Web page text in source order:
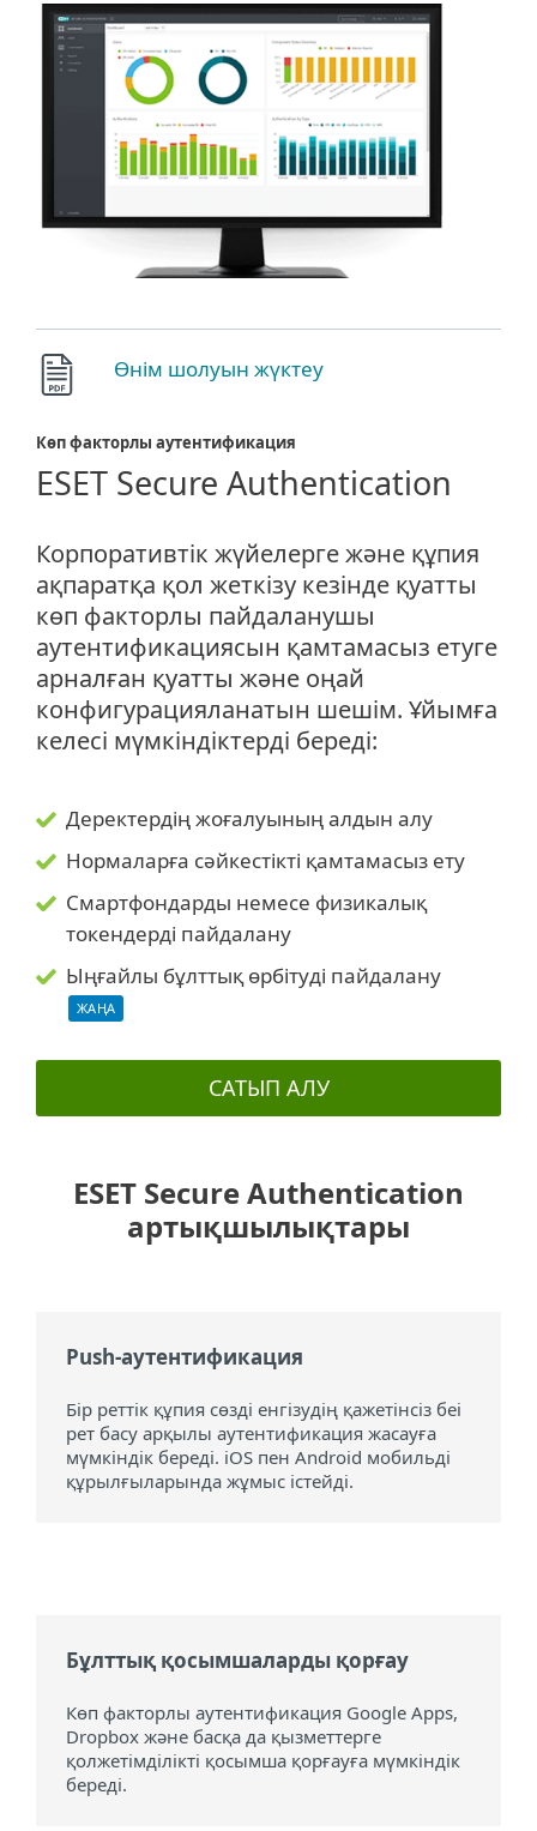
Өнім шолуын жүктеу
Көп факторлы аутентификация
ESET Secure Authentication
Корпоративтік жүйелерге және құпия
ақпаратқа қол жеткізу кезінде қуатты
көп факторлы пайдаланушы
аутентификациясын қамтамасыз етуге
арналған қуатты және оңай
конфигурацияланатын шешім. Ұйымға
келесі мүмкіндіктерді береді:
Деректердің жоғалуының алдын алу
Нормаларға сәйкестікті қамтамасыз ету
Смартфондарды немесе физикалық
токендерді пайдалану
Ыңғайлы бұлттық өрбітуді пайдалану
ЖАҢА
САТЫП АЛУ
ESET Secure Authentication
артықшылықтары
Push-аутентификация
Бір реттік құпия сөзді енгізудің қажетінсіз беі
рет басу арқылы аутентификация жасауға
мүмкіндік береді. iOS пен Android мобильді
құрылғыларында жұмыс істейді.
Бұлттық қосымшаларды қорғау
Көп факторлы аутентификация Google Apps,
Dropbox және басқа да қызметтерге
қолжетімділікті қосымша қорғауға мүмкіндік
береді.